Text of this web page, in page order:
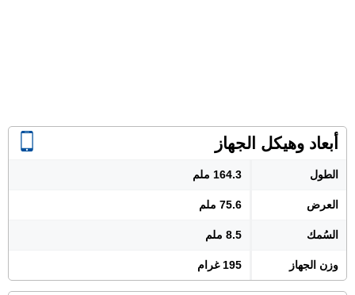
أبعاد وهيكل الجهاز
الطول 164.3 ملم
العرض 75.6 ملم
السُمك 8.5 ملم
وزن الجهاز 195 غرام